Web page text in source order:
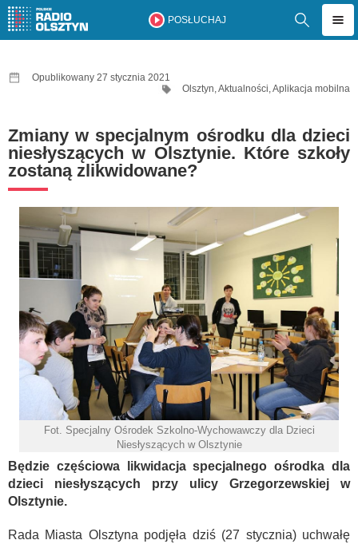
POSŁUCHAJ
Opublikowany 27 stycznia 2021
Olsztyn,Aktualności,Aplikacja mobilna
Zmiany w specjalnym ośrodku dla dzieci
niesłyszących w Olsztynie. Które szkoły
zostaną zlikwidowane?
Fot. Specjalny Ośrodek Szkolno-Wychowawczy dla Dzieci
Niesłyszących w Olsztynie
Będzie częściowa likwidacja specjalnego ośrodka dla
dzieci niesłyszących przy ulicy Grzegorzewskiej w
Olsztynie.
Rada Miasta Olsztyna podjęła dziś (27 stycznia) uchwałę